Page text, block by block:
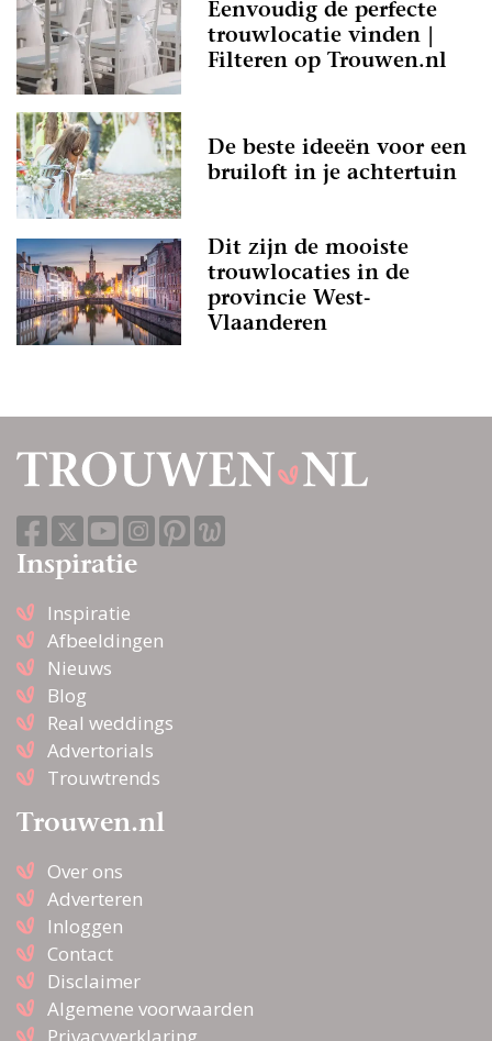
Eenvoudig de perfecte
trouwlocatie vinden |
Filteren op Trouwen.nl
De beste ideeën voor een
bruiloft in je achtertuin
Dit zijn de mooiste
trouwlocaties in de
provincie West-
Vlaanderen
Inspiratie
Inspiratie
Afbeeldingen
Nieuws
Blog
Real weddings
Advertorials
Trouwtrends
Trouwen.nl
Over ons
Adverteren
Inloggen
Contact
Disclaimer
Algemene voorwaarden
Privacyverklaring